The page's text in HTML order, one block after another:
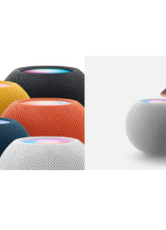
图库 图像 1